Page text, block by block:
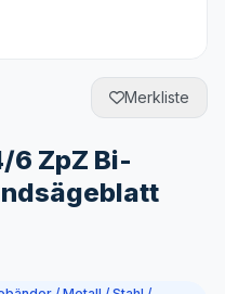
Merkliste
6 ZpZ Bi-